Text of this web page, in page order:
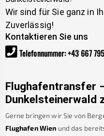
Wir sind für Sie ganz in
Zuverlässig!
Kontaktieren Sie uns
Telefonnummer:+43 667
Flughafentransfer
Dunkelsteinerwald
Gerne bringen wir Sie von
Flughafen Wien und das